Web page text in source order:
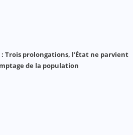
Trois prolongations, l’État ne parvient
de la population